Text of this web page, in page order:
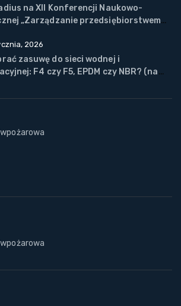
na XII Konferencji Naukowo-
„Zarządzanie przedsiębiorstwem
2026
zasuwę do sieci wodnej i
F4 czy F5, EPDM czy NBR? (na
ECOVALVE™)